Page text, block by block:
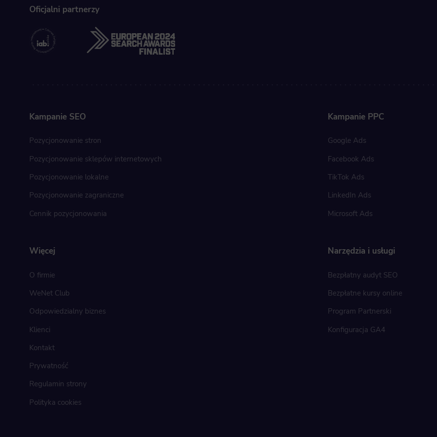
Oficjalni partnerzy
Kampanie SEO
Pozycjonowanie stron
Pozycjonowanie sklepów internetowych
Pozycjonowanie lokalne
Pozycjonowanie zagraniczne
Cennik pozycjonowania
Więcej
O firmie
WeNet Club
Odpowiedzialny biznes
Klienci
Kontakt
Prywatność
Regulamin strony
Polityka cookies
Narzędzia i usługi
Bezpłatny audyt SEO
Bezpłatne kursy online
Program Partnerski
Konfiguracja GA4
Kampanie PPC
Google Ads
Facebook Ads
TikTok Ads
LinkedIn Ads
Microsoft Ads